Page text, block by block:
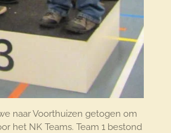
naar Voorthuizen getogen om
het NK Teams. Team 1 bestond